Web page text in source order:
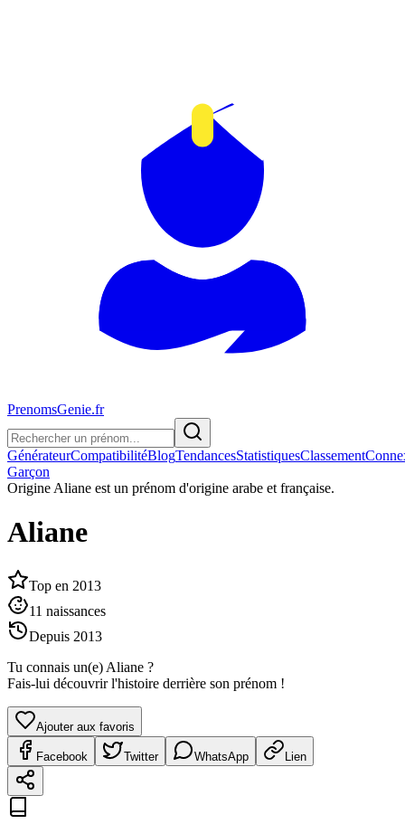
PrenomsGenie.fr
GénérateurCompatibilitéBlogTendancesStatistiquesClassement
Garçon
Origine Aliane est un prénom d'origine arabe et française.
Aliane
Top en 2013
11 naissances
Depuis 2013
Tu connais un(e) Aliane ?
Fais-lui découvrir l'histoire derrière son prénom !
Ajouter aux favoris
Facebook Twitter WhatsApp Lien